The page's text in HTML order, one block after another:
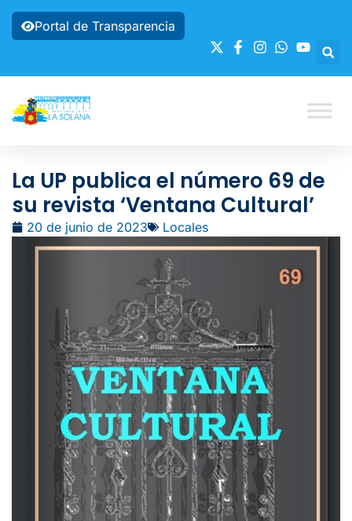
Portal de Transparencia
La UP publica el número 69 de
su revista ‘Ventana Cultural’
20 de junio de 2023 Locales